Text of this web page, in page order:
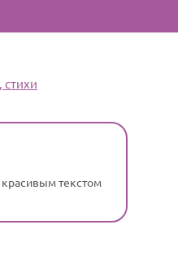
красивым текстом